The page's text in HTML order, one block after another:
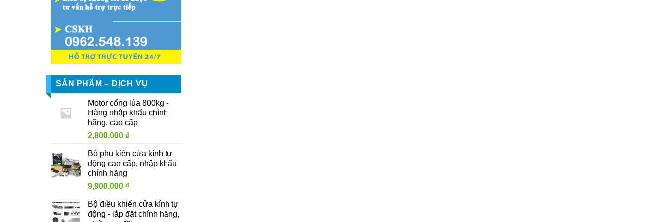
SẢN PHẨM – DỊCH VỤ
Motor cổng lùa 800kg -
Hàng nhập khẩu chính
hãng, cao cấp
2,800,000 ₫
Bộ phụ kiện cửa kính tự
động cao cấp, nhập khẩu
chính hãng
9,900,000 ₫
Bộ điều khiển cửa kính tự
động - lắp đặt chính hãng,